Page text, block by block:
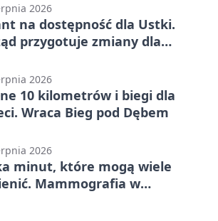
2026
na dostępność dla Ustki.
przygotuje zmiany dla
2026
10 kilometrów i biegi dla
Wraca Bieg pod Dębem
2026
minut, które mogą wiele
Mammografia w